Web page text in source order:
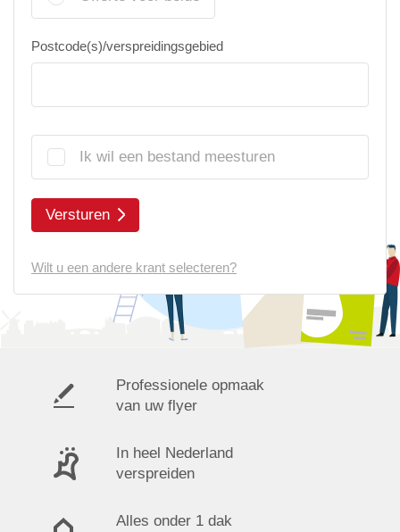
Postcode(s)/verspreidingsgebied
Ik wil een bestand meesturen
Versturen
Wilt u een andere krant selecteren?
Professionele opmaak
van uw flyer
In heel Nederland
verspreiden
Alles onder 1 dak